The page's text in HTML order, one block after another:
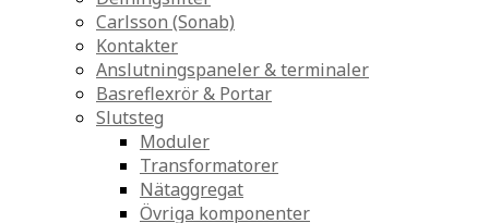
Carlsson (Sonab)
Kontakter
Anslutningspaneler & terminaler
Basreflexrör & Portar
Slutsteg
Moduler
Transformatorer
Nätaggregat
Övriga komponenter